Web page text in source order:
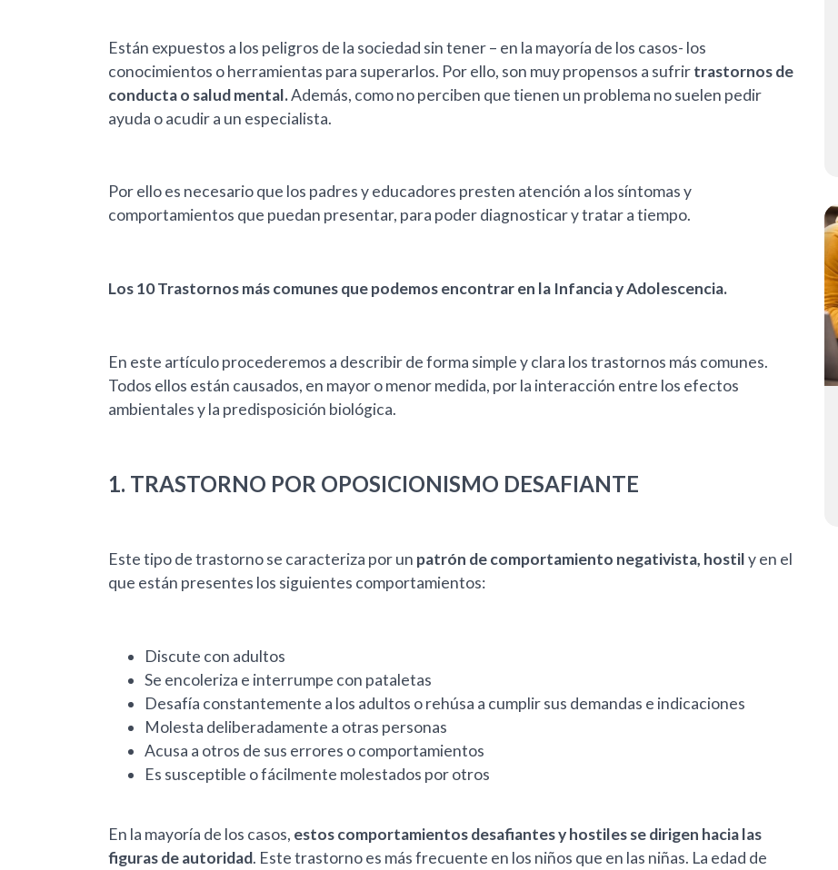
Están expuestos a los peligros de la sociedad sin tener – en la mayoría de los casos- los
conocimientos o herramientas para superarlos. Por ello, son muy propensos a sufrirtrastornos de
conducta o salud mental.Además, como no perciben que tienen un problema no suelen pedir
ayuda o acudir a un especialista.
Por ello es necesario que los padres y educadores presten atención a los síntomas y
comportamientos que puedan presentar, para poder diagnosticar y tratar a tiempo.
Los 10 Trastornos más comunes que podemos encontrar en la Infancia y Adolescencia.
En este artículo procederemos a describir de forma simple y clara los trastornos más comunes.
Todos ellos están causados, en mayor o menor medida, por la interacción entre los efectos
ambientales y la predisposición biológica.
1. TRASTORNO POR OPOSICIONISMO DESAFIANTE
Este tipo de trastorno se caracteriza por un patrón de comportamiento negativista, hostily en el
que están presentes los siguientes comportamientos:
Discute con adultos
Se encoleriza e interrumpe con pataletas
Desafía constantemente a los adultos o rehúsa a cumplir sus demandas e indicaciones
Molesta deliberadamente a otras personas
Acusa a otros de sus errores o comportamientos
Es susceptible o fácilmente molestados por otros
En la mayoría de los casos, estos comportamientos desafiantes y hostiles se dirigen hacia las
figuras de autoridad. Este trastorno es más frecuente en los niños que en las niñas. La edad de